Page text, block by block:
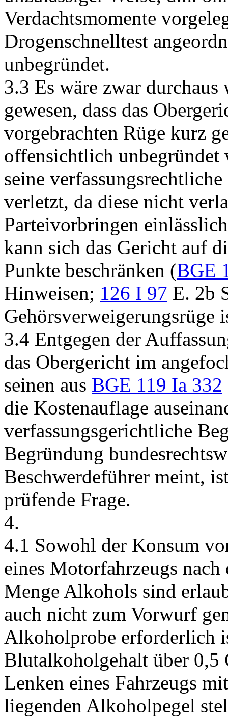
Verdachtsmomente
Drogenschnelltest
unbegründet.
3.3 Es wäre zwar durchaus
gewesen, dass das
vorgebrachten Rüge kurz
offensichtlich unbegründet
seine
verletzt, da diese nicht
Parteivorbringen
kann sich das Gericht auf
Punkte beschränken (BGE
Hinweisen; 126 I 97 E. 2b
Gehörsverweigerungsrüge
3.4 Entgegen der
das Obergericht im
seinen aus BGE 119 Ia 332
die Kostenauflage
verfassungsgerichtliche
Begründung
Beschwerdeführer meint,
prüfende Frage.
4.
4.1 Sowohl der Konsum
eines Motorfahrzeugs
Menge Alkohols sind
auch nicht zum Vorwurf
Alkoholprobe erforderlich
Blutalkoholgehalt über
Lenken eines Fahrzeugs
liegenden Alkoholpegel